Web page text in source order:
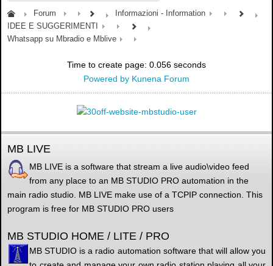
Forum
Informazioni - Information
IDEE E SUGGERIMENTI
Whatsapp su Mbradio e Mblive
Time to create page: 0.056 seconds
Powered by Kunena Forum
MB LIVE
MB LIVE is a software that stream a live audio\video feed
from any place to an MB STUDIO PRO automation in the
main radio studio. MB LIVE make use of a TCPIP connection. This
program is free for MB STUDIO PRO users
MB STUDIO HOME / LITE / PRO
MB STUDIO is a radio automation software that will allow you